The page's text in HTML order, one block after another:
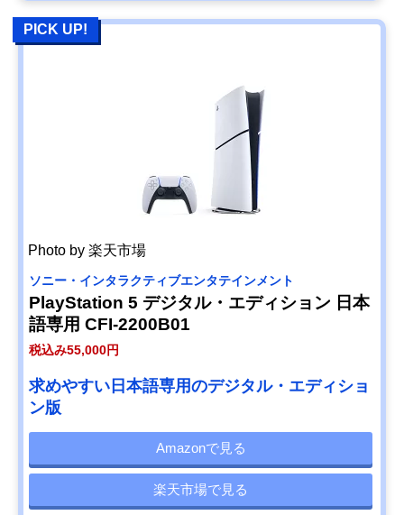
PICK UP!
Photo by 楽天市場
ソニー・インタラクティブエンタテインメント
PlayStation 5 デジタル・エディション 日本
語専用 CFI-2200B01
税込み55,000円
求めやすい日本語専用のデジタル・エディショ
ン版
Amazonで見る
楽天市場で見る